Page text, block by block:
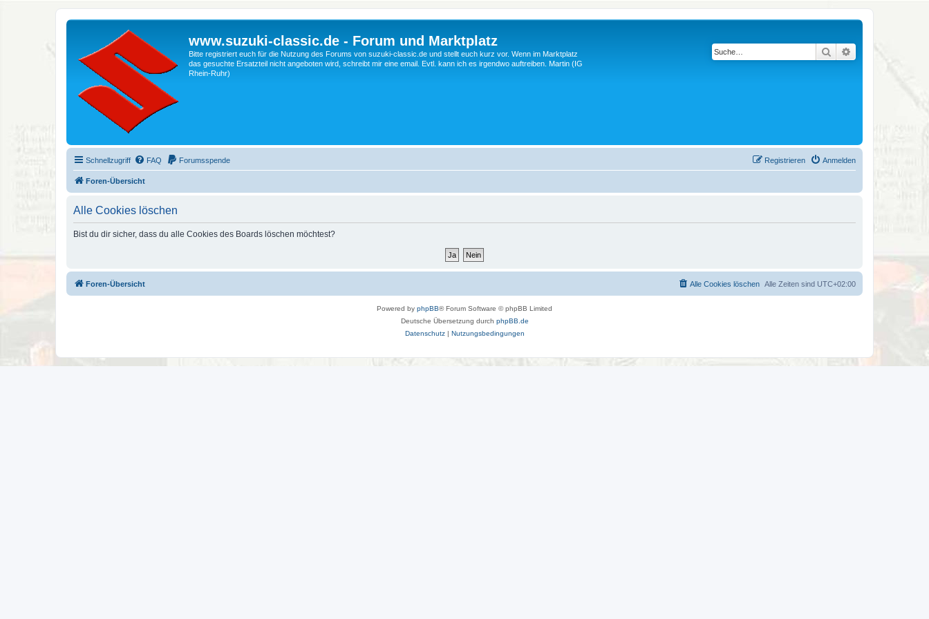
www.suzuki-classic.de - Forum und Marktplatz
Bitte registriert euch für die Nutzung des Forums von suzuki-classic.de und stellt euch kurz vor. Wenn im Marktplatz
das gesuchte Ersatzteil nicht angeboten wird, schreibt mir eine email. Evtl. kann ich es irgendwo auftreiben. Martin (IG
Rhein-Ruhr)
Suche Erweiterte Suche
Schnellzugriff FAQ Forumsspende Anmelden
Registrieren
Foren-Übersicht
Alle Cookies löschen
Bist du dir sicher, dass du alle Cookies des Boards löschen möchtest?
Foren-Übersicht Alle Zeiten sind UTC+02:00
Alle Cookies löschen
Powered by phpBB® Forum Software © phpBB Limited
Deutsche Übersetzung durch phpBB.de
Datenschutz| Nutzungsbedingungen